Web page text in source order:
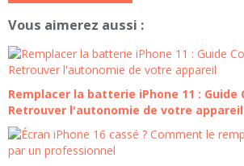
Vous aimerez aussi :
Remplacer la batterie iPhone 11 : Guide
Retrouver l'autonomie de votre appareil